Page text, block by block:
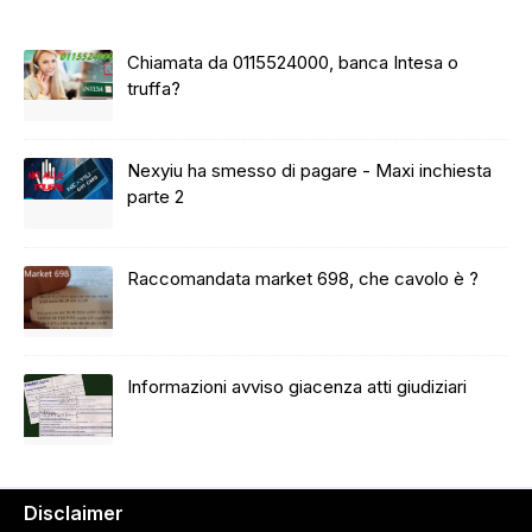
Chiamata da 0115524000, banca Intesa o
truffa?
Nexyiu ha smesso di pagare - Maxi inchiesta
parte 2
Raccomandata market 698, che cavolo è ?
Informazioni avviso giacenza atti giudiziari
Disclaimer